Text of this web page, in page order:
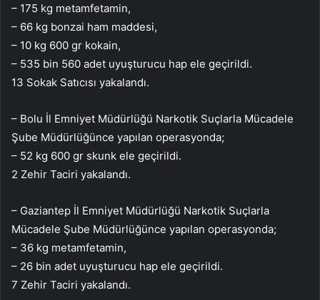
– 175 kg metamfetamin,
– 66 kg bonzai ham maddesi,
– 10 kg 600 gr kokain,
– 535 bin 560 adet uyuşturucu hap ele geçirildi.
13 Sokak Satıcısı yakalandı.
– Bolu İl Emniyet Müdürlüğü Narkotik Suçlarla Mücadele
Şube Müdürlüğünce yapılan operasyonda;
– 52 kg 600 gr skunk ele geçirildi.
2 Zehir Taciri yakalandı.
– Gaziantep İl Emniyet Müdürlüğü Narkotik Suçlarla
Mücadele Şube Müdürlüğünce yapılan operasyonda;
– 36 kg metamfetamin,
– 26 bin adet uyuşturucu hap ele geçirildi.
7 Zehir Taciri yakalandı.